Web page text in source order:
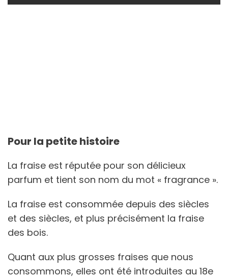
Pour la petite histoire
La fraise est réputée pour son délicieux
parfum et tient son nom du mot « fragrance ».
La fraise est consommée depuis des siècles
et des siècles, et plus précisément la fraise
des bois.
Quant aux plus grosses fraises que nous
consommons, elles ont été introduites au 18e